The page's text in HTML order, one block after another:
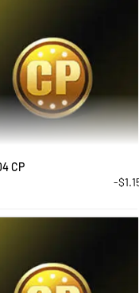
CP
-